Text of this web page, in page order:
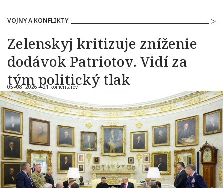
VOJNY A KONFLIKTY
Zelenskyj kritizuje zníženie
dodávok Patriotov. Vidí za
tým politický tlak
05. 08. 2026 |21 komentárov